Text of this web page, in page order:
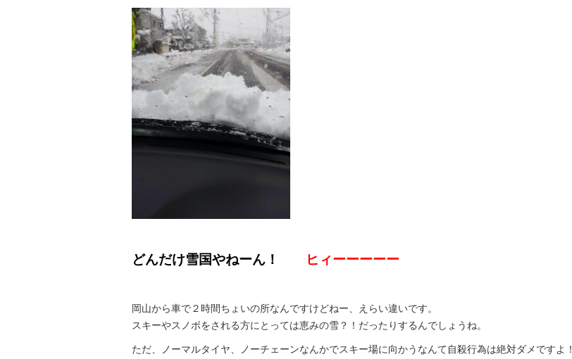
どんだけ雪国やねーん！ ヒィーーーーー
岡山から車で２時間ちょいの所なんですけどねー、えらい違いです。
スキーやスノボをされる方にとっては恵みの雪？！だったりするんでしょうね。
ただ、ノーマルタイヤ、ノーチェーンなんかでスキー場に向かうなんて自殺行為は絶対ダメですよ！